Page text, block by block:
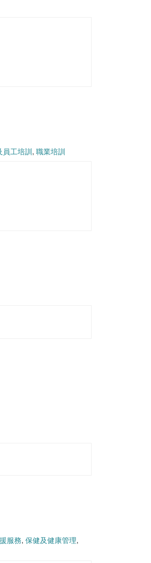
員工培訓 職業培訓
服務 保健及健康管理